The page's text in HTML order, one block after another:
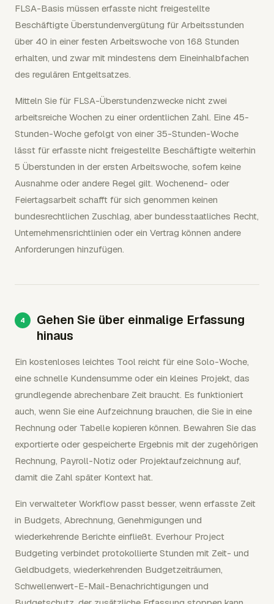
FLSA-Basis müssen erfasste nicht freigestellte
Beschäftigte Überstundenvergütung für Arbeitsstunden
über 40 in einer festen Arbeitswoche von 168 Stunden
erhalten, und zwar mit mindestens dem Eineinhalbfachen
des regulären Entgeltsatzes.
Mitteln Sie für FLSA-Überstundenzwecke nicht zwei
arbeitsreiche Wochen zu einer ordentlichen Zahl. Eine 45-
Stunden-Woche gefolgt von einer 35-Stunden-Woche
lässt für erfasste nicht freigestellte Beschäftigte weiterhin
5 Überstunden in der ersten Arbeitswoche, sofern keine
Ausnahme oder andere Regel gilt. Wochenend- oder
Feiertagsarbeit schafft für sich genommen keinen
bundesrechtlichen Zuschlag, aber bundesstaatliches Recht,
Unternehmensrichtlinien oder ein Vertrag können andere
Anforderungen hinzufügen.
Gehen Sie über einmalige Erfassung
hinaus
Ein kostenloses leichtes Tool reicht für eine Solo-Woche,
eine schnelle Kundensumme oder ein kleines Projekt, das
grundlegende abrechenbare Zeit braucht. Es funktioniert
auch, wenn Sie eine Aufzeichnung brauchen, die Sie in eine
Rechnung oder Tabelle kopieren können. Bewahren Sie das
exportierte oder gespeicherte Ergebnis mit der zugehörigen
Rechnung, Payroll-Notiz oder Projektaufzeichnung auf,
damit die Zahl später Kontext hat.
Ein verwalteter Workflow passt besser, wenn erfasste Zeit
in Budgets, Abrechnung, Genehmigungen und
wiederkehrende Berichte einfließt. Everhour Project
Budgeting verbindet protokollierte Stunden mit Zeit- und
Geldbudgets, wiederkehrenden Budgetzeiträumen,
Schwellenwert-E-Mail-Benachrichtigungen und